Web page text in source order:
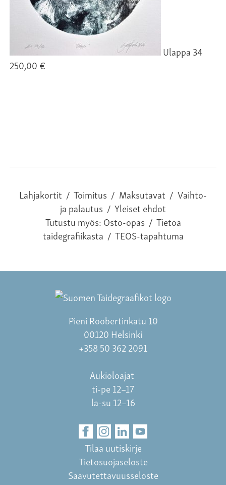
Ulappa 34
250,00 €
Lahjakortit / Toimitus / Maksutavat / Vaihto-
ja palautus / Yleiset ehdot
Tutustu myös:Osto-opas / Tietoa
taidegrafiikasta / TEOS-tapahtuma
Pieni Roobertinkatu 10
00120 Helsinki
+358 50 362 2091
Aukioloajat
ti-pe 12–17
la-su 12–16
Tilaa uutiskirje
Tietosuojaseloste
Saavutettavuusseloste